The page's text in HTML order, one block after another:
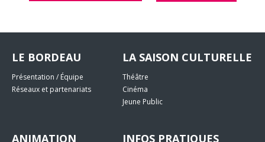
LE BORDEAU
Présentation / Équipe
Réseaux et partenariats
LA SAISON CULTURELLE
Théâtre
Cinéma
Jeune Public
ANIMATION INFOS PRATIQUES